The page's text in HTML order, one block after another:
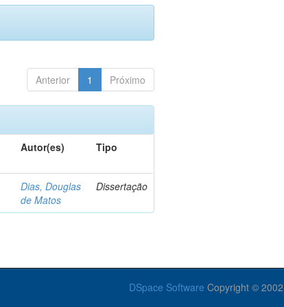
Anterior 1 Próximo
Autor(es) Tipo
Dias, Douglas
de Matos
Dissertação
DSpace Software Copyright ©